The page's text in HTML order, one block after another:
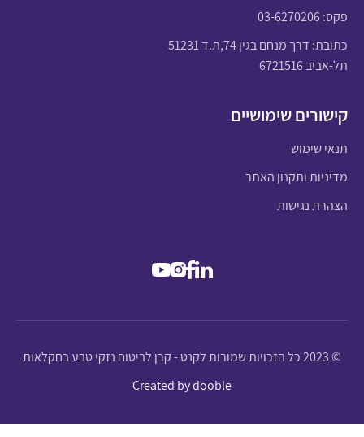
פקס: 03-6270206
כתובת: דרך מנחם בגין 74,ת.ד 51231
תל-אביב 6721516
קישורים שימושיים
תנאי שימוש
מדיניות ותקנון האתר
הצהרת נגישות
© 2023 כל הזכויות שמורות לקנט - קרן לביטוח נזקי טבע בחקלאות
Created by dooble